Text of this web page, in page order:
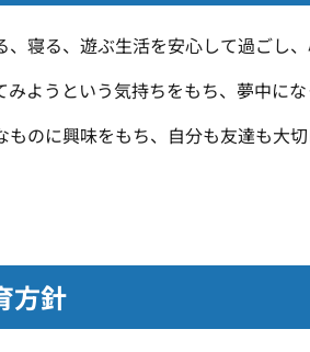
寝る、遊ぶ生活を安心して過ごし
ようという気持ちをもち、夢中にな
のに興味をもち、自分も友達も大
方針